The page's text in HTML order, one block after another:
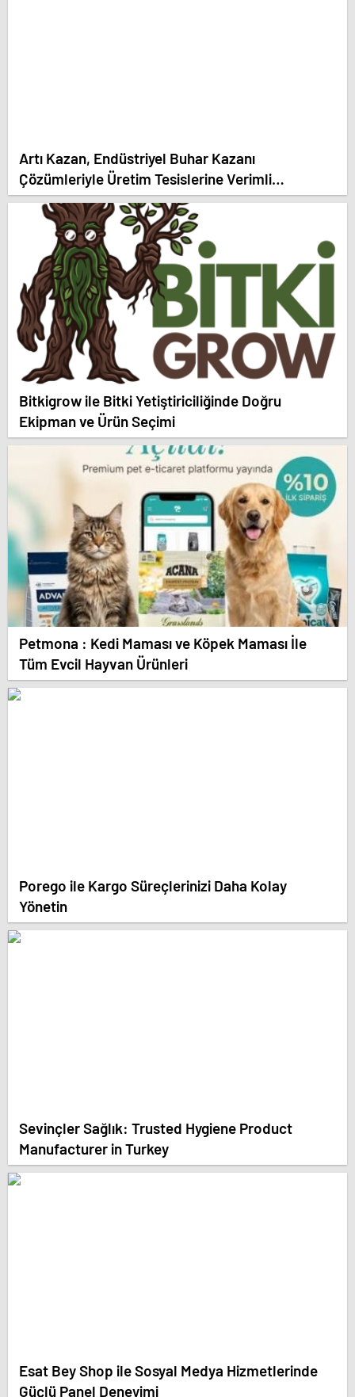
Artı Kazan, Endüstriyel Buhar Kazanı
Çözümleriyle Üretim Tesislerine Verimli
Sistemler Sunuyor
Bitkigrow ile Bitki Yetiştiriciliğinde Doğru
Ekipman ve Ürün Seçimi
Petmona : Kedi Maması ve Köpek Maması İle
Tüm Evcil Hayvan Ürünleri
Porego ile Kargo Süreçlerinizi Daha Kolay
Yönetin
Sevinçler Sağlık: Trusted Hygiene Product
Manufacturer in Turkey
Esat Bey Shop ile Sosyal Medya Hizmetlerinde
Güçlü Panel Deneyimi